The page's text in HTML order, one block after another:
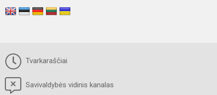
Tvarkaraščiai
Savivaldybės vidinis kanalas